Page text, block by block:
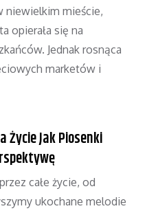
niewielkim mieście,
opierała się na
Jednak rosnąca
marketów i
Życie Jak Piosenki
całe życie, od
ukochane melodie